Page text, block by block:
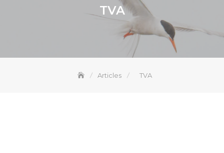
TVA
Articles TVA